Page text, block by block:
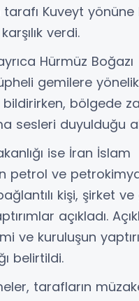
tarafı Kuveyt
verdi.
Hürmüz Boğazı
gemilere
bildirirken, bölgede
sesleri duyulduğu
ise İran İslam
petrol ve
kişi, şirket
açıkladı.
ve kuruluşun
belirtildi.
tarafların